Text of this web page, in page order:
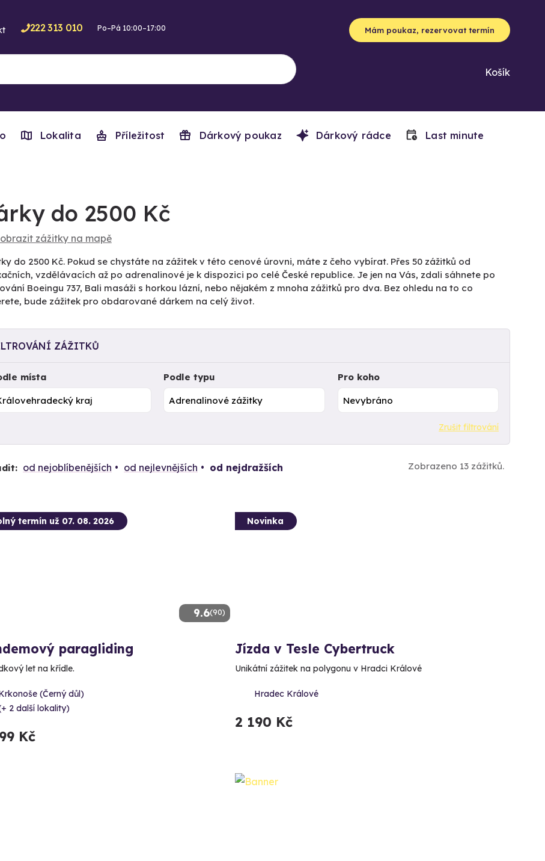
222 313 010 Po–Pá 10:00–17:00 Mám poukaz, rezervovat termín
Košík
Lokalita Příležitost Dárkový poukaz Dárkový rádce Last minute
do 2500 Kč
zážitky na mapě
do 2500 Kč. Pokud se chystáte na zážitek v této cenové úrovni, máte z čeho vybírat. Přes 50 zážitků od
vzdělávacích až po adrenalinové je k dispozici po celé České republice. Je jen na Vás, zdali sáhnete po
Boeingu 737, Bali masáži s horkou lázní, nebo nějakém z mnoha zážitků pro dva. Bez ohledu na to co
bude zážitek pro obdarované dárkem na celý život.
ZÁŽITKŮ
místa Podle typu Pro koho
Zrušit filtrování
od nejoblíbenějších od nejlevnějších od nejdražších Zobrazeno 13 zážitků.
9.6(90)
termín už 07. 08. 2026
paragliding
let na křídle.
(Černý důl)
2 další lokality)
Kč
Novinka
Jízda v Tesle Cybertruck
Unikátní zážitek na polygonu v Hradci Králové
Hradec Králové
2 190 Kč